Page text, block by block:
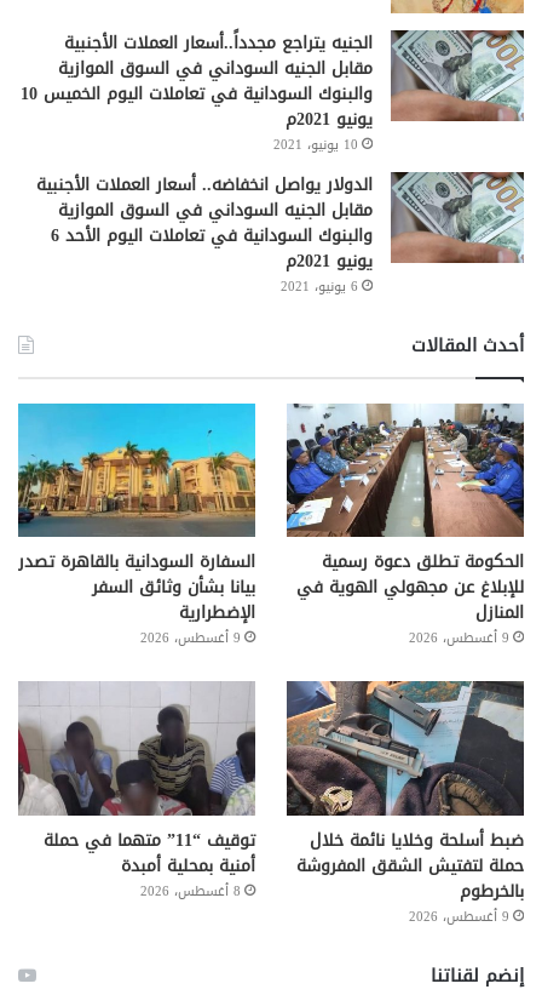
الجنيه يتراجع مجدداً..أسعار العملات الأجنبية
مقابل الجنيه السوداني في السوق الموازية
والبنوك السودانية في تعاملات اليوم الخميس 10
يونيو 2021م
10 يونيو، 2021
الدولار يواصل انخفاضه.. أسعار العملات الأجنبية
مقابل الجنيه السوداني في السوق الموازية
والبنوك السودانية في تعاملات اليوم الأحد 6
يونيو 2021م
6 يونيو، 2021
أحدث المقالات
الحكومة تطلق دعوة رسمية
للإبلاغ عن مجهولي الهوية في
المنازل
9 أغسطس، 2026
السفارة السودانية بالقاهرة تصدر
بيانا بشأن وثائق السفر
الإضطرارية
9 أغسطس، 2026
ضبط أسلحة وخلايا نائمة خلال
حملة لتفتيش الشقق المفروشة
بالخرطوم
9 أغسطس، 2026
توقيف “11” متهما في حملة
أمنية بمحلية أمبدة
8 أغسطس، 2026
إنضم لقناتنا